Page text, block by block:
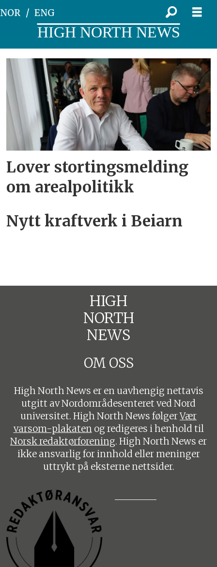
NOR ENG
HIGH NORTH NEWS
Tag:
kraftutbygging
Lover stortingsmelding
om arealpolitikk
Nytt kraftverk i Beiarn
HIGH
NORTH
NEWS
OM OSS
High North News er en uavhengig nettavis
utgitt av Nordområdesenteret ved Nord
universitet. High North News følgerVær
varsom-plakaten og redigeres i henhold til
Norsk redaktørforening. High North News er
ikke ansvarlig for innhold eller meninger
uttrykt på eksterne nettsider.